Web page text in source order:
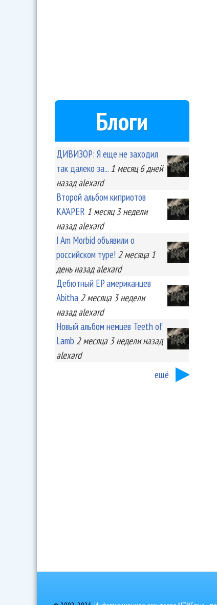
Блоги
ДИВИЗОР: Я еще не заходил
так далеко за... 1 месяц 6 дней
назад alexard
Второй альбом киприотов
KA'APER 1 месяц 3 недели
назад alexard
I Am Morbid объявили о
российском туре! 2 месяца 1
деньназад alexard
Дебютный EP американцев
Abitha 2 месяца 3 недели
назад alexard
Новый альбом немцев Teeth of
Lamb 2 месяца 3 неделиназад
alexard
ещё